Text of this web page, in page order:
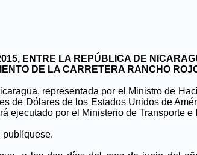
ENTRE LA REPÚBLICA DE
DE LA CARRETERA RANCHO
representada por el Ministro de
de Dólares de los Estados Unidos de
ejecutado por el Ministerio de Transporte e
publíquese.